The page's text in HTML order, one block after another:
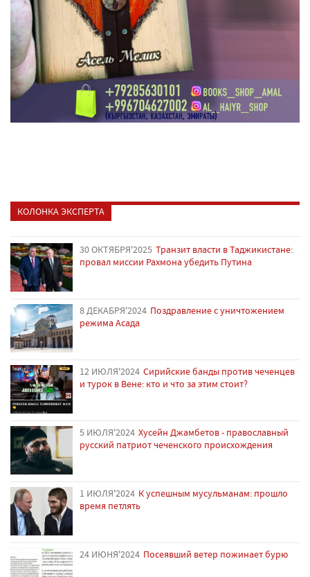
КОЛОНКА ЭКСПЕРТА
30 ОКТЯБРЯ'2025 Транзит власти в Таджикистане:
провал миссии Рахмона убедить Путина
8 ДЕКАБРЯ'2024 Поздравление с уничтожением
режима Асада
12 ИЮЛЯ'2024 Сирийские банды против чеченцев
и турок в Вене: кто и что за этим стоит?
5 ИЮЛЯ'2024 Хусейн Джамбетов - православный
русский патриот чеченского происхождения
1 ИЮЛЯ'2024 К успешным мусульманам: прошло
время петлять
24 ИЮНЯ'2024 Посеявший ветер пожинает бурю